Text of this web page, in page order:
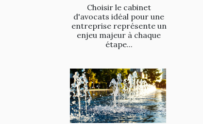
Choisir le cabinet
d'avocats idéal pour une
entreprise représente un
enjeu majeur à chaque
étape...